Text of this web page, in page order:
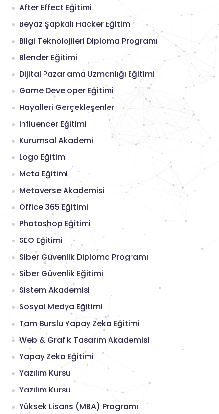
After Effect Eğitimi
Beyaz Şapkalı Hacker Eğitimi
Bilgi Teknolojileri Diploma Programı
Blender Eğitimi
Dijital Pazarlama Uzmanlığı Eğitimi
Game Developer Eğitimi
Hayalleri Gerçekleşenler
Influencer Eğitimi
Kurumsal Akademi
Logo Eğitimi
Meta Eğitimi
Metaverse Akademisi
Office 365 Eğitimi
Photoshop Eğitimi
SEO Eğitimi
Siber Güvenlik Diploma Programı
Siber Güvenlik Eğitimi
Sistem Akademisi
Sosyal Medya Eğitimi
Tam Burslu Yapay Zeka Eğitimi
Web & Grafik Tasarım Akademisi
Yapay Zeka Eğitimi
Yazılım Kursu
Yazılım Kursu
Yüksek Lisans (MBA) Programı